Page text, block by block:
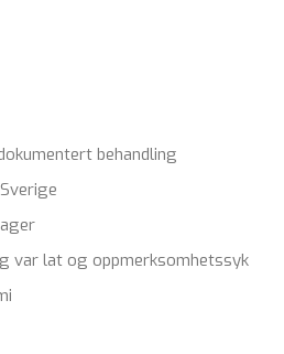
behandling
var lat og oppmerksomhetssyk